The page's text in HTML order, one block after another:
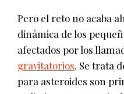
Pero el reto no acaba
dinámica de los
afectados por los
gravitatorios. Se trata
para asteroides son